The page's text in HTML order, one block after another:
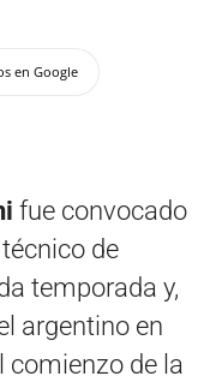
en Google
fue convocado
de
temporada y,
argentino en
comienzo de la